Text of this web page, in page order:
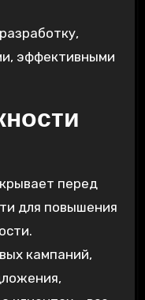
эффективными
перед
для повышения
кампаний,